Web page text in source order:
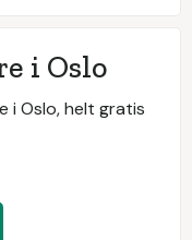
i Oslo
i Oslo, helt gratis